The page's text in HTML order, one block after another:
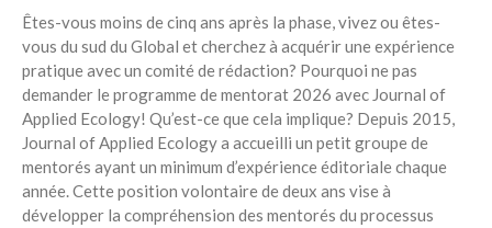
Êtes-vous moins de cinq ans après la phase, vivez ou êtes-
vous du sud du Global et cherchez à acquérir une expérience
pratique avec un comité de rédaction? Pourquoi ne pas
demander le programme de mentorat 2026 avec Journal of
Applied Ecology! Qu’est-ce que cela implique? Depuis 2015,
Journal of Applied Ecology a accueilli un petit groupe de
mentorés ayant un minimum d’expérience éditoriale chaque
année. Cette position volontaire de deux ans vise à
développer la compréhension des mentorés du processus